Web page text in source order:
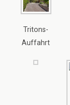
Tritons-
Auffahrt